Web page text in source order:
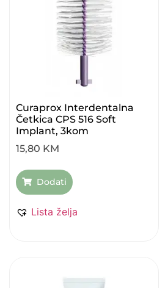
Curaprox Interdentalna
Četkica CPS 516 Soft
Implant, 3kom
15,80 KM
Dodati
Lista želja